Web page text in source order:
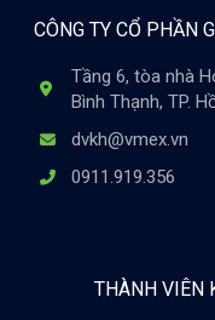
CÔNG TY CỔ PHẦN
Tầng 6, tòa nhà
Bình Thạnh, TP.
dvkh@vmex.vn
0911.919.356
THÀNH VIÊN